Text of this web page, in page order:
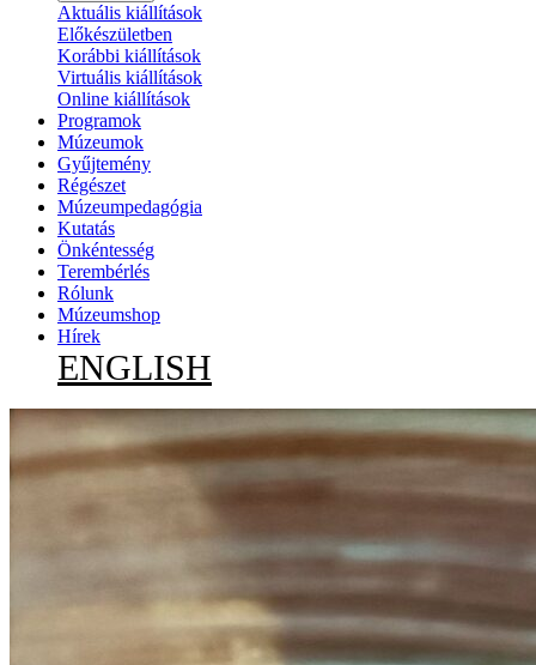
Aktuális kiállítások
Előkészületben
Korábbi kiállítások
Virtuális kiállítások
Online kiállítások
Programok
Múzeumok
Gyűjtemény
Régészet
Múzeumpedagógia
Kutatás
Önkéntesség
Terembérlés
Rólunk
Múzeumshop
Hírek
ENGLISH